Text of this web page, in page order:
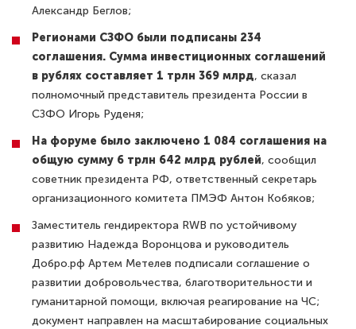
Александр Беглов;
Регионами СЗФО были подписаны 234
соглашения. Сумма инвестиционных соглашений
в рублях составляет 1 трлн 369 млрд, сказал
полномочный представитель президента России в
СЗФО Игорь Руденя;
На форуме было заключено 1 084 соглашения на
общую сумму 6 трлн 642 млрд рублей, сообщил
советник президента РФ, ответственный секретарь
организационного комитета ПМЭФ Антон Кобяков;
Заместитель гендиректора RWB по устойчивому
развитию Надежда Воронцова и руководитель
Добро.рф Артем Метелев подписали соглашение о
развитии добровольчества, благотворительности и
гуманитарной помощи, включая реагирование на ЧС;
документ направлен на масштабирование социальных